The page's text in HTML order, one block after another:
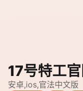
17号特工
安卓,ios,官法中文版